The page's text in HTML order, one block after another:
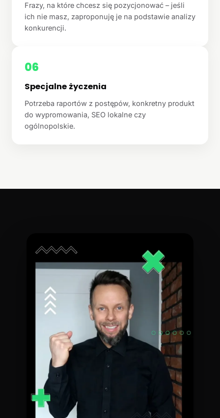
Frazy, na które chcesz się pozycjonować – jeśli
ich nie masz, zaproponuję je na podstawie analizy
konkurencji.
06
Specjalne życzenia
Potrzeba raportów z postępów, konkretny produkt
do wypromowania, SEO lokalne czy
ogólnopolskie.